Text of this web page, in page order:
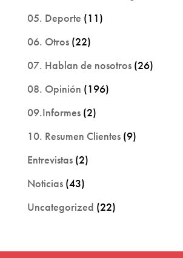
05. Deporte (11)
06. Otros(22)
07. Hablan de nosotros(26)
08. Opinión (196)
09.Informes(2)
10. Resumen Clientes(9)
Entrevistas(2)
Noticias(43)
Uncategorized (22)